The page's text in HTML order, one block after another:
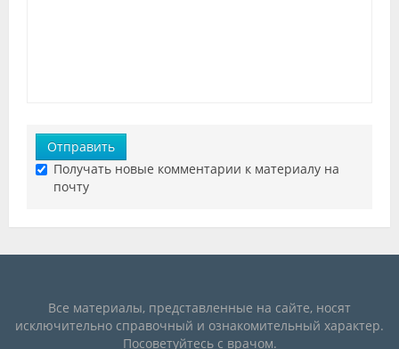
Отправить
Получать новые комментарии к материалу на
почту
Все материалы, представленные на сайте, носят
исключительно справочный и ознакомительный характер.
Посоветуйтесь с врачом.